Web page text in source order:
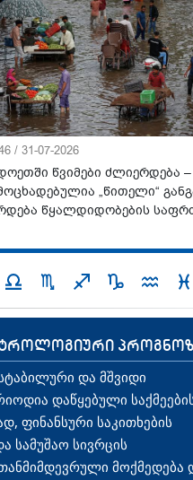
/ 31-07-2026
წვიმები ძლიერდება –
„წითელი“
წყალდიდობების
და მშვიდი
დაწყებული
ფინანსური საკითხების
სამუშაო სივრცის
მოქმედება